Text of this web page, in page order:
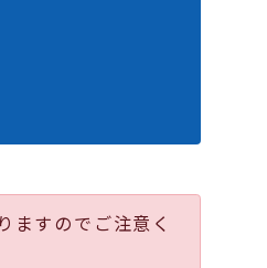
ますのでご注意く